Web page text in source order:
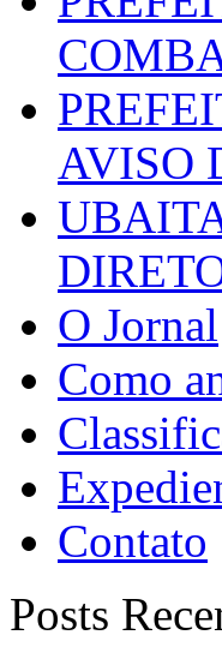
AVISO
O Jornal
Como
Contato
Posts